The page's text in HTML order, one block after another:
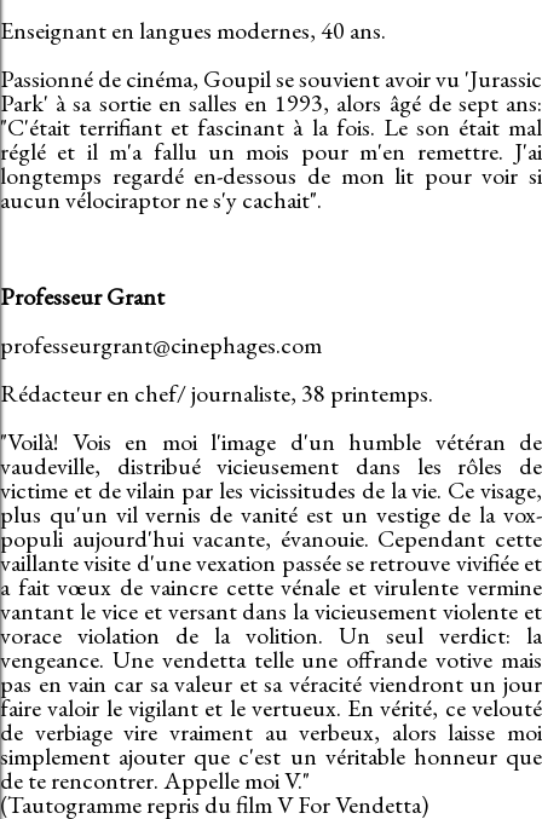
Enseignant en langues modernes, 40 ans.
Passionné de cinéma, Goupil se souvient avoir vu 'Jurassic
Park' à sa sortie en salles en 1993, alors âgé de sept ans:
"C'était terrifiant et fascinant à la fois. Le son était mal
réglé et il m'a fallu un mois pour m'en remettre. J'ai
longtemps regardé en-dessous de mon lit pour voir si
aucun vélociraptor ne s'y cachait".
Professeur Grant
professeurgrant@cinephages.com
Rédacteur en chef/ journaliste, 38 printemps.
"Voilà! Vois en moi l'image d'un humble vétéran de
vaudeville, distribué vicieusement dans les rôles de
victime et de vilain par les vicissitudes de la vie. Ce visage,
plus qu'un vil vernis de vanité est un vestige de la vox-
populi aujourd'hui vacante, évanouie. Cependant cette
vaillante visite d'une vexation passée se retrouve vivifiée et
a fait vœux de vaincre cette vénale et virulente vermine
vantant le vice et versant dans la vicieusement violente et
vorace violation de la volition. Un seul verdict: la
vengeance. Une vendetta telle une offrande votive mais
pas en vain car sa valeur et sa véracité viendront un jour
faire valoir le vigilant et le vertueux. En vérité, ce velouté
de verbiage vire vraiment au verbeux, alors laisse moi
simplement ajouter que c'est un véritable honneur que
de te rencontrer. Appelle moi V."
(Tautogramme repris du film V For Vendetta)